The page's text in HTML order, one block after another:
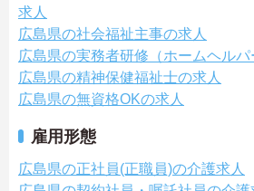
求人
広島県の社会福祉主事の求人
広島県の実務者研修（ホームヘルパ
広島県の精神保健福祉士の求人
広島県の無資格OKの求人
雇用形態
広島県の正社員(正職員)の介護求人